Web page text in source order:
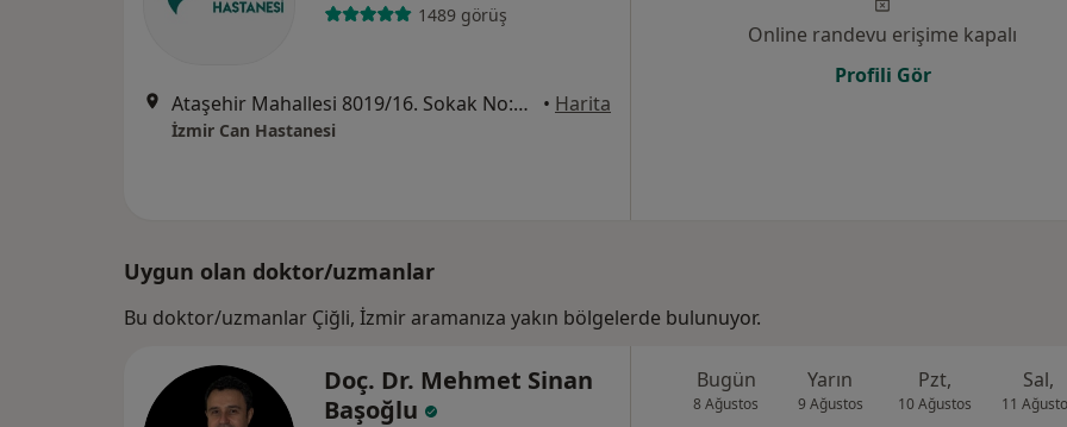
1489 görüş
Ataşehir Mahallesi 8019/16. Sokak No:18, Çiğli • Harita
İzmir Can Hastanesi
Online randevu erişime kapalı
Profili Gör
Uygun olan doktor/uzmanlar
Bu doktor/uzmanlar Çiğli, İzmir aramanıza yakın bölgelerde bulunuyor.
Doç. Dr. Mehmet Sinan
Başoğlu
Bugün
8 Ağustos
Yarın
9 Ağustos
Pzt,
10 Ağustos
Sal,
11